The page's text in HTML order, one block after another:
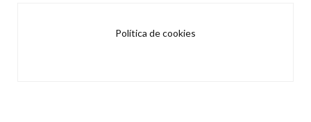
Política de cookies